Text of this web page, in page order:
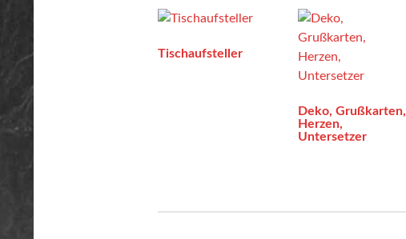
Tischaufsteller
Deko, Grußkarten,
Herzen,
Untersetzer